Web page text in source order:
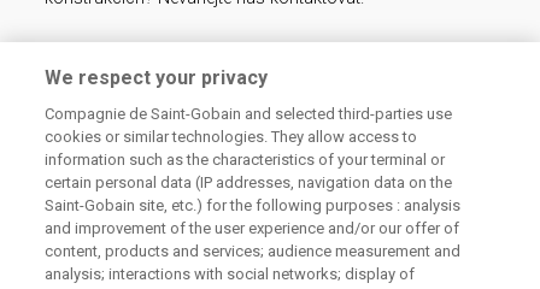
226 292 224 Zaslat dotaz
We respect your privacy
Compagnie de Saint-Gobain and selected third-parties use
cookies or similar technologies. They allow access to
information such as the characteristics of your terminal or
certain personal data (IP addresses, navigation data on the
Saint-Gobain site, etc.) for the following purposes : analysis
and improvement of the user experience and/or our offer of
content, products and services; audience measurement and
analysis; interactions with social networks; display of